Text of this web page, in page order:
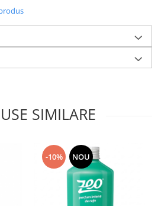
SIMILARE
-10% NOU